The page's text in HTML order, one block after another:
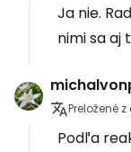
Ja nie.
nimi sa aj
Preložené
Podľa